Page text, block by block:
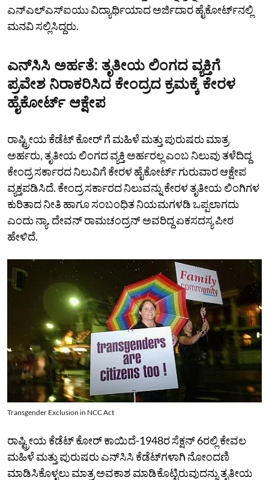
ಎನ್‌ಎಲ್‌ಎಸ್‌ಐಯು ವಿದ್ಯಾರ್ಥಿಯಾದ ಅರ್ಜಿದಾರ ಹೈಕೋರ್ಟ್‌ನಲ್ಲಿ
ಮನವಿ ಸಲ್ಲಿಸಿದ್ದರು.
ಎನ್‌ಸಿಸಿ ಅರ್ಹತೆ: ತೃತೀಯ ಲಿಂಗದ ವ್ಯಕ್ತಿಗೆ
ಪ್ರವೇಶ ನಿರಾಕರಿಸಿದ ಕೇಂದ್ರದ ಕ್ರಮಕ್ಕೆ ಕೇರಳ
ಹೈಕೋರ್ಟ್‌ ಆಕ್ಷೇಪ
ರಾಷ್ಟ್ರೀಯ ಕೆಡೆಟ್‌ ಕೋರ್ ಗೆ ಮಹಿಳೆ ಮತ್ತು ಪುರುಷರು ಮಾತ್ರ
ಅರ್ಹರು, ತೃತೀಯ ಲಿಂಗದ ವ್ಯಕ್ತಿ ಅರ್ಹರಲ್ಲ ಎಂಬ ನಿಲುವು ತಳೆದಿದ್ದ
ಕೇಂದ್ರ ಸರ್ಕಾರದ ನಿಲುವಿಗೆ ಕೇರಳ ಹೈಕೋರ್ಟ್‌ ಗುರುವಾರ ಆಕ್ಷೇಪ
ವ್ಯಕ್ತಪಡಿಸಿದೆ. ಕೇಂದ್ರ ಸರ್ಕಾರದ ನಿಲುವನ್ನು ಕೇರಳ ತೃತೀಯ ಲಿಂಗಿಗಳ
ಕುರಿತಾದ ನೀತಿ ಹಾಗೂ ಸಂಬಂಧಿತ ನಿಯಮಗಳಡಿ ಒಪ್ಪಲಾಗದು
ಎಂದು ನ್ಯಾ. ದೇವನ್‌ ರಾಮಚಂದ್ರನ್‌ ಅವರಿದ್ದ ಏಕಸದಸ್ಯ ಪೀಠ
ಹೇಳಿದೆ.
Transgender Exclusion in NCC Act
ರಾಷ್ಟ್ರೀಯ ಕೆಡೆಟ್‌ ಕೋರ್‌ ಕಾಯಿದೆ-1948ರ ಸೆಕ್ಷನ್‌ 6ರಲ್ಲಿ ಕೇವಲ
ಮಹಿಳೆ ಮತ್ತು ಪುರುಷರು ಎನ್‌ಸಿಸಿ ಕೆಡೆಟ್‌ಗಳಾಗಿ ನೋಂದಣಿ
ಮಾಡಿಸಿಕೊಳ್ಳಲು ಮಾತ್ರ ಅವಕಾಶ ಮಾಡಿಕೊಟ್ಟಿರುವುದನ್ನು ತೃತೀಯ